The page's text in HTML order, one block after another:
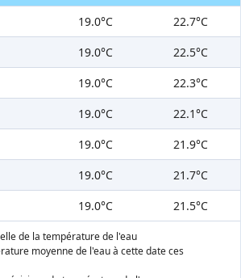
19.0°C
22.7°C
19.0°C
22.5°C
19.0°C
22.3°C
19.0°C
22.1°C
19.0°C
21.9°C
19.0°C
21.7°C
19.0°C 21.5°C
de la température de l'eau
moyenne de l'eau à cette date ces